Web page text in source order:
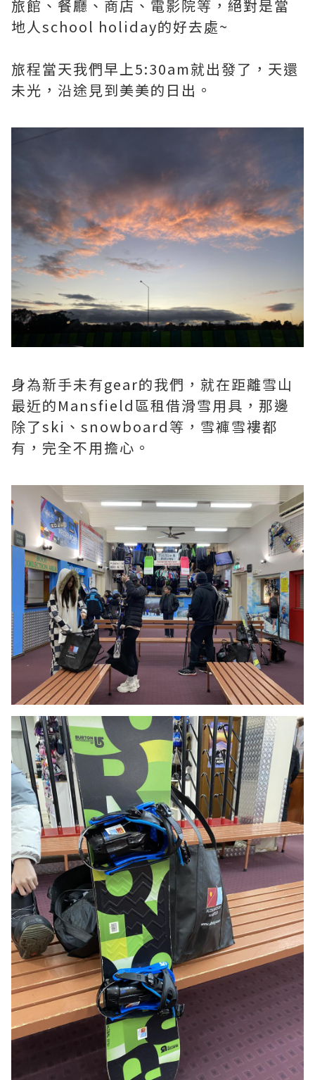
旅館、餐廳、商店、電影院等，絕對是當
地人school holiday的好去處~
旅程當天我們早上5:30am就出發了，天還
未光，沿途見到美美的日出。
身為新手未有gear的我們，就在距離雪山
最近的Mansfield區租借滑雪用具，那邊
除了ski、snowboard等，雪褲雪褸都
有，完全不用擔心。